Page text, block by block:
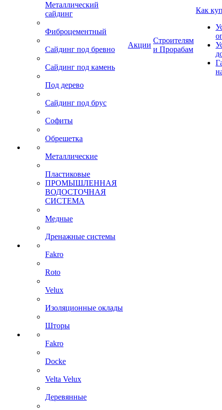
Металлический
сайдинг
Фиброцементный
Сайдинг под бревно
Сайдинг под камень
Под дерево
Сайдинг под брус
Софиты
Обрешетка
Металлические
Пластиковые
ПРОМЫШЛЕННАЯ
ВОДОСТОЧНАЯ
СИСТЕМА
Медные
Дренажные системы
Fakro
Roto
Velux
Изоляционные оклады
Шторы
Fakro
Docke
Velta Velux
Деревянные
Акции
Строителям
и Прорабам
Как